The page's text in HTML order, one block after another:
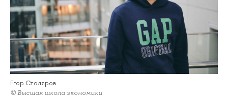
Егор Столяров
© Высшая школа экономики